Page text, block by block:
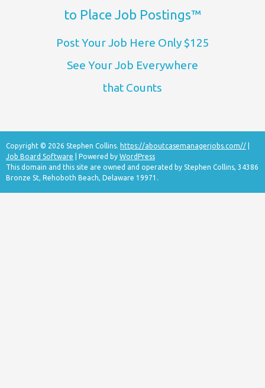
to Place Job Postings™
Post Your Job Here Only $125
See Your Job Everywhere
that Counts
Copyright © 2026 Stephen Collins. https://aboutcasemanagerjobs.com//
Job Board Software | Powered by WordPress
This domain and this site are owned and operated by Stephen Collins, 34386
Bronze St, Rehoboth Beach, Delaware 19971.